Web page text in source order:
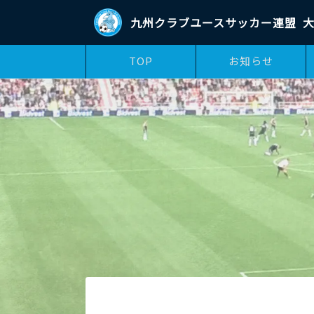
九州クラブユースサッカー連盟
TOP お知らせ